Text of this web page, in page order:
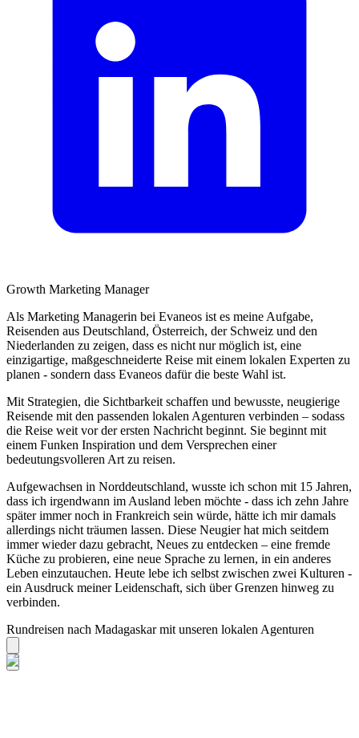
Growth Marketing Manager
Als Marketing Managerin bei Evaneos ist es meine Aufgabe,
Reisenden aus Deutschland, Österreich, der Schweiz und den
Niederlanden zu zeigen, dass es nicht nur möglich ist, eine
einzigartige, maßgeschneiderte Reise mit einem lokalen Experten zu
planen - sondern dass Evaneos dafür die beste Wahl ist.
Mit Strategien, die Sichtbarkeit schaffen und bewusste, neugierige
Reisende mit den passenden lokalen Agenturen verbinden – sodass
die Reise weit vor der ersten Nachricht beginnt. Sie beginnt mit
einem Funken Inspiration und dem Versprechen einer
bedeutungsvolleren Art zu reisen.
Aufgewachsen in Norddeutschland, wusste ich schon mit 15 Jahren,
dass ich irgendwann im Ausland leben möchte - dass ich zehn Jahre
später immer noch in Frankreich sein würde, hätte ich mir damals
allerdings nicht träumen lassen. Diese Neugier hat mich seitdem
immer wieder dazu gebracht, Neues zu entdecken – eine fremde
Küche zu probieren, eine neue Sprache zu lernen, in ein anderes
Leben einzutauchen. Heute lebe ich selbst zwischen zwei Kulturen -
ein Ausdruck meiner Leidenschaft, sich über Grenzen hinweg zu
verbinden.
Rundreisen nach Madagaskar mit unseren lokalen Agenturen